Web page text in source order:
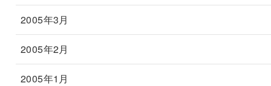
2005年3月
2005年2月
2005年1月